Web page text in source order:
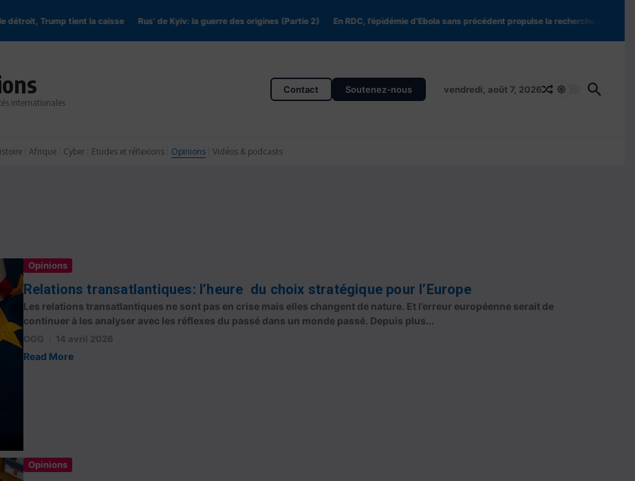
Trump tient la caisse Rus’ de Kyiv: la guerre des origines (Partie 2) En RDC, l’épidémie d’Ebola sans précédent propulse la recherche de nouveaux
internationales
Contact Soutenez-nous vendredi, août 7, 2026
Afrique Cyber Etudes et réflexions Opinions Vidéos & podcasts
Opinions
Relations transatlantiques: l’heure du choix stratégique pour l’Europe
Les relations transatlantiques ne sont pas en crise mais elles changent de nature. Et l’erreur européenne serait de
continuer à les analyser avec les réflexes du passé dans un monde passé. Depuis plus...
OGG 14 avril 2026
Read More
Opinions